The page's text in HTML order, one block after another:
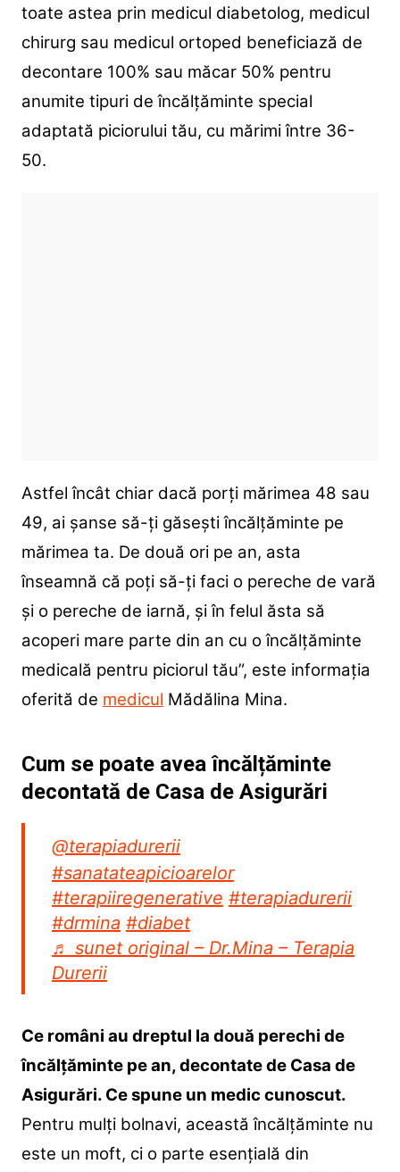
toate astea prin medicul diabetolog, medicul
chirurg sau medicul ortoped beneficiază de
decontare 100% sau măcar 50% pentru
anumite tipuri de încălțăminte special
adaptată piciorului tău, cu mărimi între 36-
50.
Astfel încât chiar dacă porți mărimea 48 sau
49, ai șanse să-ți găsești încălțăminte pe
mărimea ta. De două ori pe an, asta
înseamnă că poți să-ți faci o pereche de vară
și o pereche de iarnă, și în felul ăsta să
acoperi mare parte din an cu o încălțăminte
medicală pentru piciorul tău”, este informația
oferită de medicul Mădălina Mina.
Cum se poate avea încălțăminte
decontată de Casa de Asigurări
@terapiadurerii
#sanatateapicioarelor
#terapiiregenerative #terapiadurerii
#drmina #diabet
♬ sunet original – Dr.Mina – Terapia
Durerii
Ce români au dreptul la două perechi de
încălțăminte pe an, decontate de Casa de
Asigurări. Ce spune un medic cunoscut.
Pentru mulți bolnavi, această încălțăminte nu
este un moft, ci o parte esențială din